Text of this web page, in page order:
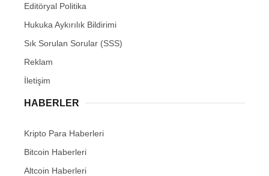
Editöryal Politika
Hukuka Aykırılık Bildirimi
Sık Sorulan Sorular (SSS)
Reklam
İletişim
HABERLER
Kripto Para Haberleri
Bitcoin Haberleri
Altcoin Haberleri